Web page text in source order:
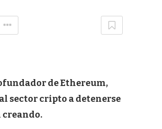
de Ethereum,
sector cripto a detenerse
creando.